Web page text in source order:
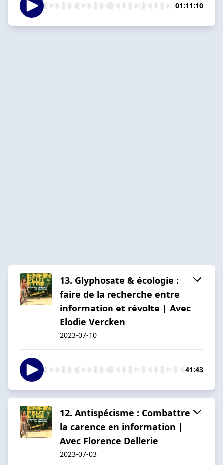
01:11:10
13. Glyphosate & écologie :
faire de la recherche entre
information et révolte | Avec
Elodie Vercken
2023-07-10
41:43
12. Antispécisme : Combattre
la carence en information |
Avec Florence Dellerie
2023-07-03